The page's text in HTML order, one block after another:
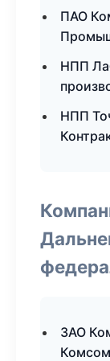
ПАО
НПП
НПП
ЗАО